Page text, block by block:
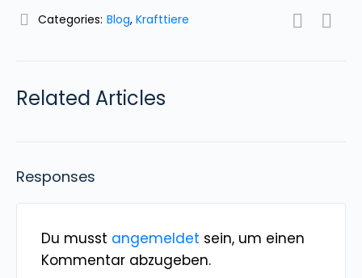
Categories: Blog, Krafttiere
Related Articles
Responses
Du musst angemeldet sein, um einen
Kommentar abzugeben.